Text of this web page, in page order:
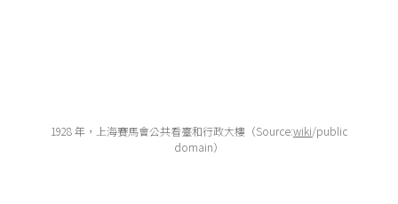
1928 年，上海賽馬會公共看臺和行政大樓（Source:wiki/public
domain）